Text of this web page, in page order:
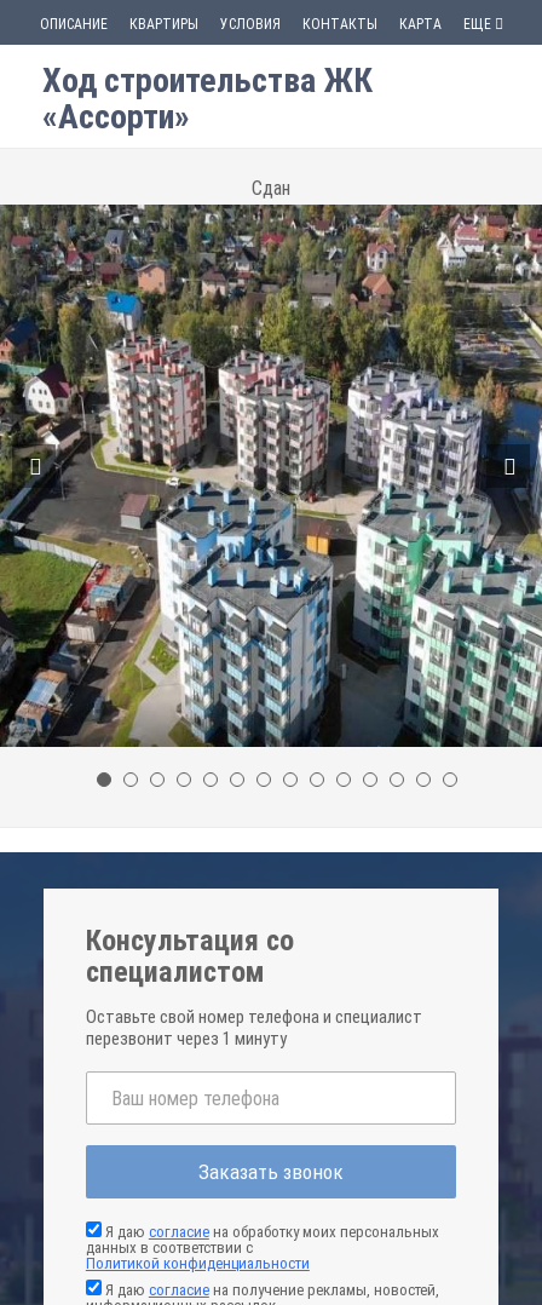
ОПИСАНИЕ КВАРТИРЫ УСЛОВИЯ КОНТАКТЫ КАРТА ЕЩЕ
Ход строительства ЖК
«Ассорти»
Сдан
Консультация со
специалистом
Оставьте свой номер телефона и специалист
перезвонит через 1 минуту
Заказать звонок
Я даю согласиена обработку моих персональных
данных в соответствии с
Политикой конфиденциальности
Я даю согласиена получение рекламы, новостей,